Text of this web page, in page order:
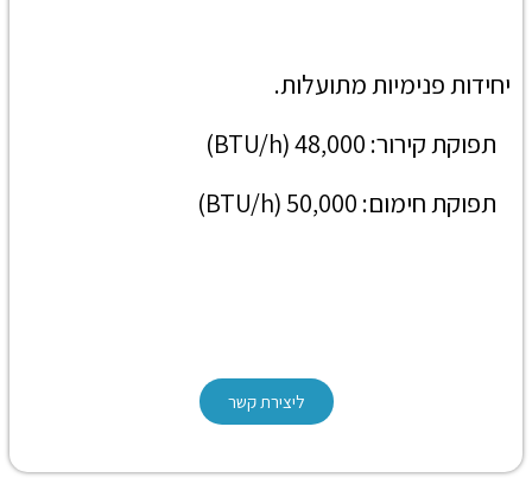
יחידות פנימיות מתועלות.
תפוקת קירור: 48,000 (BTU/h)
תפוקת חימום: 50,000 (BTU/h)
ליצירת קשר